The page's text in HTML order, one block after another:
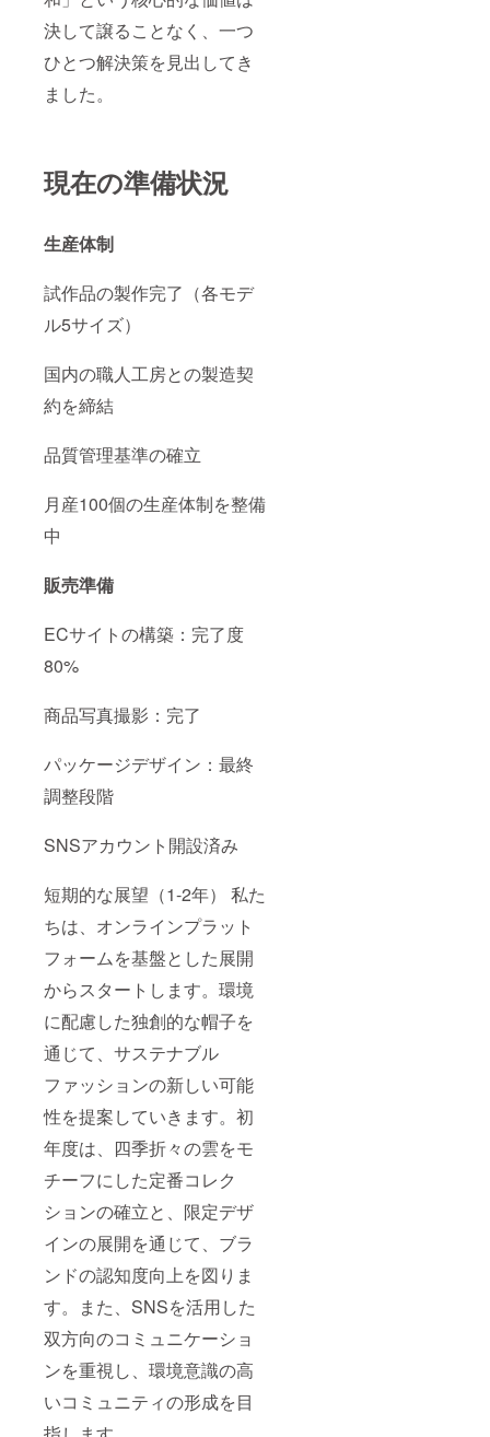
決して譲ることなく、一つ
ひとつ解決策を見出してき
ました。
現在の準備状況
生産体制
試作品の製作完了（各モデ
ル5サイズ）
国内の職人工房との製造契
約を締結
品質管理基準の確立
月産100個の生産体制を整備
中
販売準備
ECサイトの構築：完了度
80%
商品写真撮影：完了
パッケージデザイン：最終
調整段階
SNSアカウント開設済み
短期的な展望（1-2年） 私た
ちは、オンラインプラット
フォームを基盤とした展開
からスタートします。環境
に配慮した独創的な帽子を
通じて、サステナブル
ファッションの新しい可能
性を提案していきます。初
年度は、四季折々の雲をモ
チーフにした定番コレク
ションの確立と、限定デザ
インの展開を通じて、ブラ
ンドの認知度向上を図りま
す。また、SNSを活用した
双方向のコミュニケーショ
ンを重視し、環境意識の高
いコミュニティの形成を目